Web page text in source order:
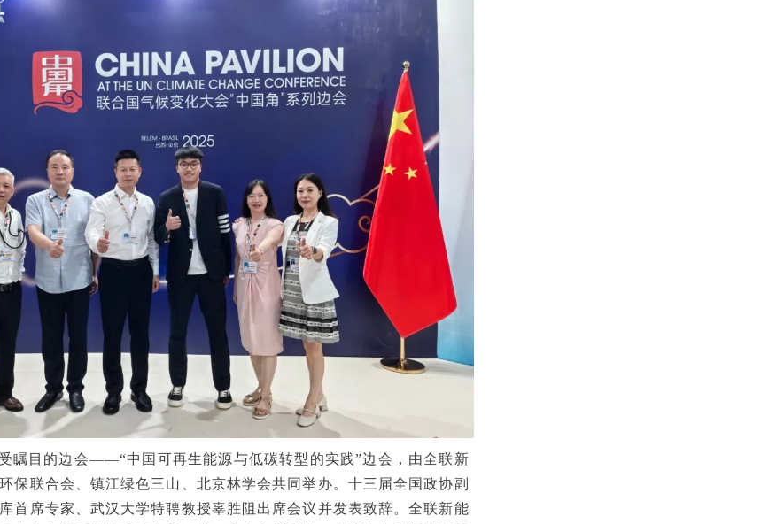
瞩目的边会——“中国可再生能源与低碳转型的实践”边会，由全联新
保联合会、镇江绿色三山、北京林学会共同举办。十三届全国政协副
首席专家、武汉大学特聘教授辜胜阻出席会议并发表致辞。全联新能